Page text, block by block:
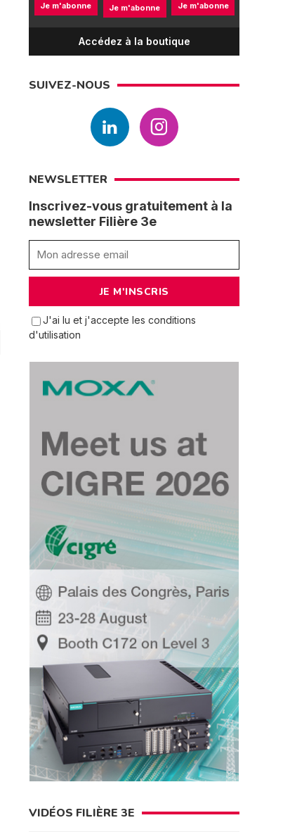
Je m'abonne Je m'abonne Je m'abonne
Accédez à la boutique
SUIVEZ-NOUS
NEWSLETTER
Inscrivez-vous gratuitement à la
newsletter Filière 3e
J'ai lu et j'accepte les conditions
d'utilisation
VIDÉOS FILIÈRE 3E